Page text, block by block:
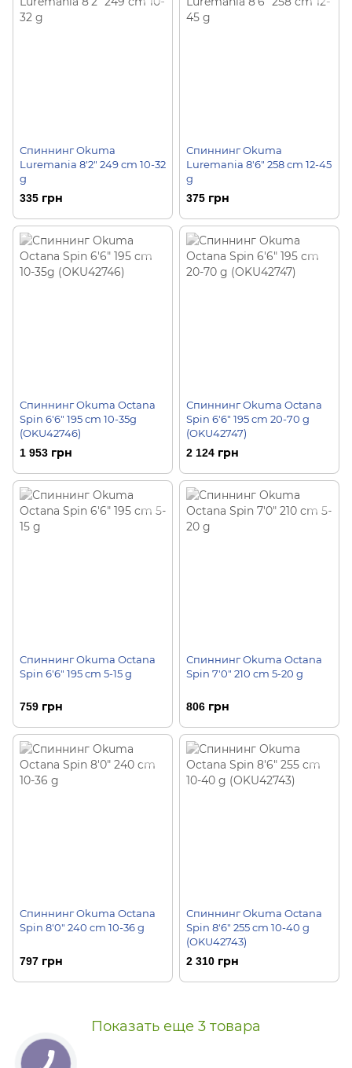
Спиннинг Okuma
Luremania 8'2" 249 cm 10-32
g
335 грн
Спиннинг Okuma
Luremania 8'6" 258 cm 12-45
g
375 грн
Спиннинг Okuma Octana
Spin 6'6" 195 cm 10-35g
(OKU42746)
1 953 грн
Спиннинг Okuma Octana
Spin 6'6" 195 cm 20-70 g
(OKU42747)
2 124 грн
Спиннинг Okuma Octana
Spin 6'6" 195 cm 5-15 g
759 грн
Спиннинг Okuma Octana
Spin 7'0" 210 cm 5-20 g
806 грн
Спиннинг Okuma Octana
Spin 8'0" 240 cm 10-36 g
797 грн
Спиннинг Okuma Octana
Spin 8'6" 255 cm 10-40 g
(OKU42743)
2 310 грн
Показать еще 3 товара